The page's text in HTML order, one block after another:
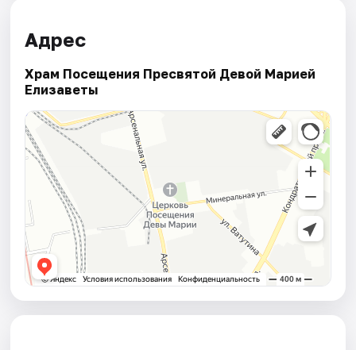
Адрес
Храм Посещения Пресвятой Девой Марией
Елизаветы